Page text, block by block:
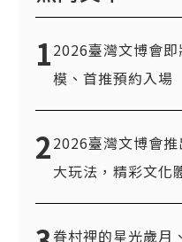
12026臺灣文博會
模、首推預約入場
22026臺灣文博會
大玩法，精彩文化
眷村裡的星光歲月